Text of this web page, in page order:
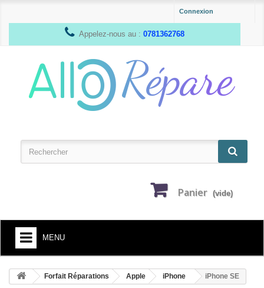
Connexion
Appelez-nous au : 0781362768
Panier (vide)
MENU
HOME
Forfait Réparations Apple iPhone iPhone SE